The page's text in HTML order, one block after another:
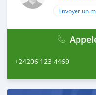
Envoyer un
+24206 123 4469